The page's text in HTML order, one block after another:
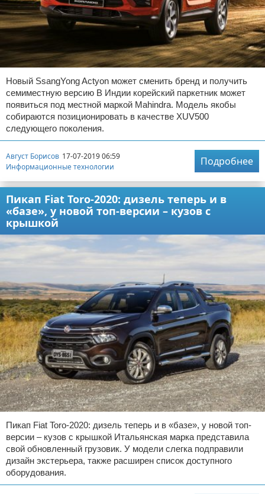
Новый SsangYong Actyon может сменить бренд и получить
семиместную версию В Индии корейский паркетник может
появиться под местной маркой Mahindra. Модель якобы
собираются позиционировать в качестве XUV500
следующего поколения.
Август Борисов 17-07-2019 06:59
Информационные технологии
Подробнее
Пикап Fiat Toro-2020: дизель теперь и в
«базе», у новой топ-версии – кузов с
крышкой
Пикап Fiat Toro-2020: дизель теперь и в «базе», у новой топ-
версии – кузов с крышкой Итальянская марка представила
свой обновленный грузовик. У модели слегка подправили
дизайн экстерьера, также расширен список доступного
оборудования.